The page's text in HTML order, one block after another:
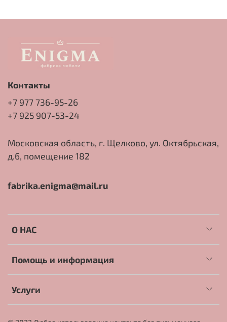
О НАС
Помощь и информация
Услуги
Контакты
+7 977 736-95-26
+7 925 907-53-24
Московская область, г. Щелково, ул. Октябрьская,
д.6, помещение 182
fabrika.enigma@mail.ru